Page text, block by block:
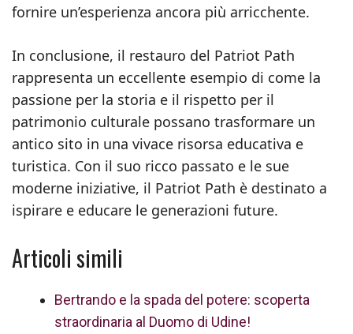
fornire un’esperienza ancora più arricchente.
In conclusione, il restauro del Patriot Path
rappresenta un eccellente esempio di come la
passione per la storia e il rispetto per il
patrimonio culturale possano trasformare un
antico sito in una vivace risorsa educativa e
turistica. Con il suo ricco passato e le sue
moderne iniziative, il Patriot Path è destinato a
ispirare e educare le generazioni future.
Articoli simili
Bertrando e la spada del potere: scoperta
straordinaria al Duomo di Udine!